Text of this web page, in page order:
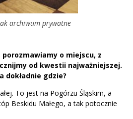
archiwum prywatne
porozmawiamy o miejscu, z
od kwestii najważniejszej.
dokładnie gdzie?
To jest na Pogórzu Śląskim, a
Beskidu Małego, a tak potocznie